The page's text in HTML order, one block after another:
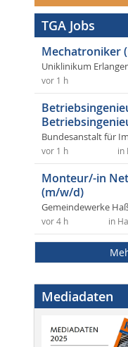
TGA Jobs
Mechatroniker
Uniklinikum
vor 1 h
Bundesanstalt für
in
vor 1 h
Monteur/-in
(m/w/d)
Gemeindewerke
in
vor 4 h
Mediadaten